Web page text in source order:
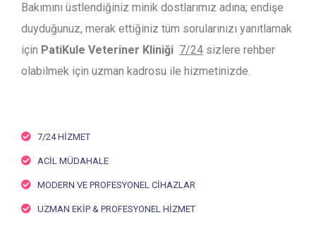
Bakımını üstlendiğiniz minik dostlarımız adına; endişe
duyduğunuz, merak ettiğiniz tüm sorularınızı yanıtlamak
için PatiKule Veteriner Kliniği 7/24 sizlere rehber
olabilmek için uzman kadrosu ile hizmetinizde.
7/24 HİZMET
ACİL MÜDAHALE
MODERN VE PROFESYONEL CİHAZLAR
UZMAN EKİP & PROFESYONEL HİZMET